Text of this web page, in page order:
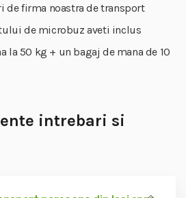
de firma noastra de transport
de microbuz aveti inclus
la 50 kg + un bagaj de mana de 10
intrebari si